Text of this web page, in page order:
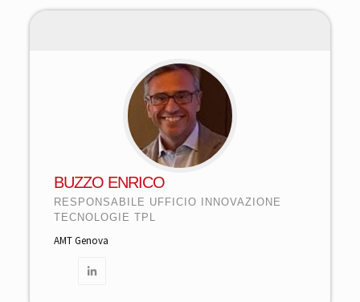
BUZZO ENRICO
RESPONSABILE UFFICIO INNOVAZIONE
TECNOLOGIE TPL
AMT Genova